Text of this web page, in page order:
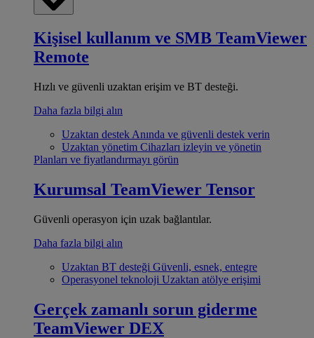
Kişisel kullanım ve SMB TeamViewer
Remote
Hızlı ve güvenli uzaktan erişim ve BT desteği.
Daha fazla bilgi alın
Uzaktan destek Anında ve güvenli destek verin
Uzaktan yönetim Cihazları izleyin ve yönetin
Planları ve fiyatlandırmayı görün
Kurumsal TeamViewer Tensor
Güvenli operasyon için uzak bağlantılar.
Daha fazla bilgi alın
Uzaktan BT desteği Güvenli, esnek, entegre
Operasyonel teknoloji Uzaktan atölye erişimi
Gerçek zamanlı sorun giderme
TeamViewer DEX